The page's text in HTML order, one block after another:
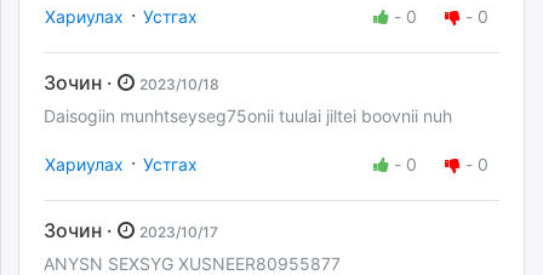
Хариулах · Устгах - 0 - 0
Зочин · 2023/10/18
Daisogiin munhtseyseg75onii tuulai jiltei boovnii nuh
Хариулах · Устгах - 0 - 0
Зочин · 2023/10/17
ANYSN SEXSYG XUSNEER80955877